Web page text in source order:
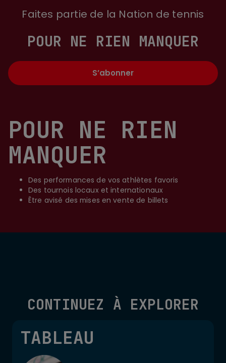
POUR NE RIEN
MANQUER
Des performances de vos athlètes favoris
Des tournois locaux et internationaux
Être avisé des mises en vente de billets
Faites partie de la Nation de tennis
POUR NE RIEN MANQUER
S’abonner
CONTINUEZ À EXPLORER
TABLEAU